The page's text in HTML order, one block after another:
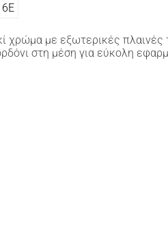
6Ε
χρώμα με εξωτερικές πλαινές
στη μέση για εύκολη